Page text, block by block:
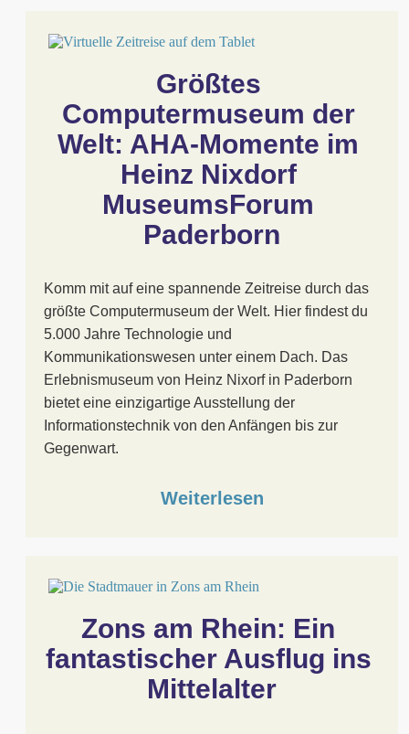
Größtes
Computermuseum der
Welt: AHA-Momente im
Heinz Nixdorf
MuseumsForum
Paderborn
Komm mit auf eine spannende Zeitreise durch das
größte Computermuseum der Welt. Hier findest du
5.000 Jahre Technologie und
Kommunikationswesen unter einem Dach. Das
Erlebnismuseum von Heinz Nixorf in Paderborn
bietet eine einzigartige Ausstellung der
Informationstechnik von den Anfängen bis zur
Gegenwart.
Weiterlesen
Zons am Rhein: Ein
fantastischer Ausflug ins
Mittelalter